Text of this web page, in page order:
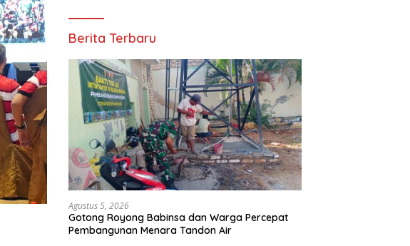
Berita Terbaru
Agustus 5, 2026
Gotong Royong Babinsa dan Warga Percepat
Pembangunan Menara Tandon Air